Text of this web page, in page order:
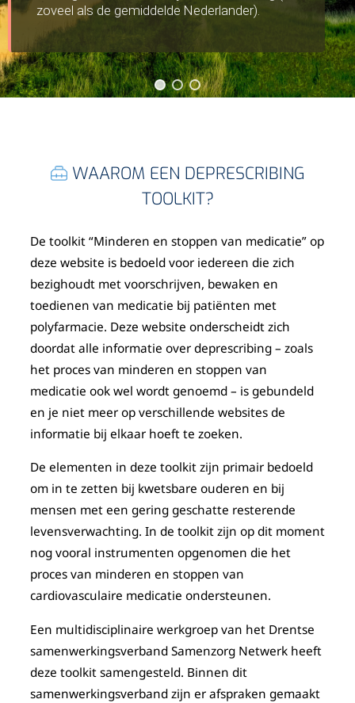
zoveel als de gemiddelde Nederlander).
WAAROM EEN DEPRESCRIBING
TOOLKIT?
De toolkit “Minderen en stoppen van medicatie” op
deze website is bedoeld voor iedereen die zich
bezighoudt met voorschrijven, bewaken en
toedienen van medicatie bij patiënten met
polyfarmacie. Deze website onderscheidt zich
doordat alle informatie over deprescribing – zoals
het proces van minderen en stoppen van
medicatie ook wel wordt genoemd – is gebundeld
en je niet meer op verschillende websites de
informatie bij elkaar hoeft te zoeken.
De elementen in deze toolkit zijn primair bedoeld
om in te zetten bij kwetsbare ouderen en bij
mensen met een gering geschatte resterende
levensverwachting. In de toolkit zijn op dit moment
nog vooral instrumenten opgenomen die het
proces van minderen en stoppen van
cardiovasculaire medicatie ondersteunen.
Een multidisciplinaire werkgroep van het Drentse
samenwerkingsverband Samenzorg Netwerk heeft
deze toolkit samengesteld. Binnen dit
samenwerkingsverband zijn er afspraken gemaakt